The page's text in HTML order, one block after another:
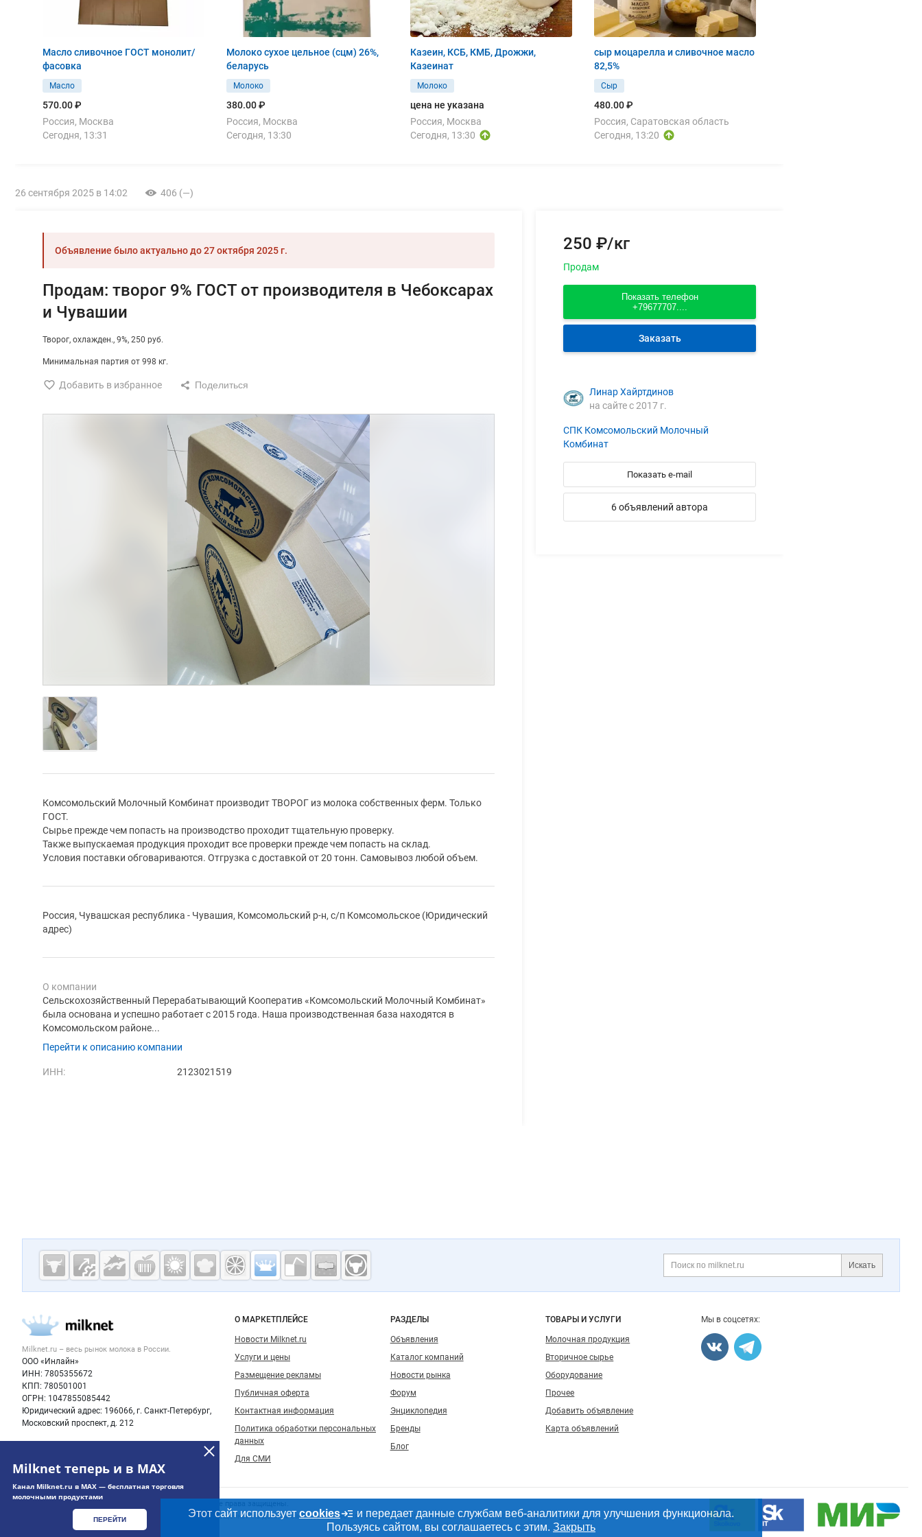
Масло сливочное ГОСТ монолит/
фасовка
Масло
570.00 ₽
Россия, Москва
Сегодня, 13:31
Молоко сухое цельное (сцм) 26%,
беларусь
Молоко
380.00 ₽
Россия, Москва
Сегодня, 13:30
Казеин, КСБ, КМБ, Дрожжи,
Казеинат
Молоко
цена не указана
Россия, Москва
Сегодня, 13:30
сыр моцарелла и сливочное масло
82,5%
Сыр
480.00 ₽
Россия, Саратовская область
Сегодня, 13:20
26 сентября 2025 в 14:02 406 (—)
Объявление было актуально до27 октября 2025 г.
Продам: творог 9% ГОСТ от производителя в Чебоксарах
и Чувашии
Творог охлажден. 9% 250 руб.
Минимальная партия от 998 кг.
Добавить в избранное
Комсомольский Молочный Комбинат производит ТВОРОГ из молока собственных ферм. Только
ГОСТ.
Сырье прежде чем попасть на производство проходит тщательную проверку.
Также выпускаемая продукция проходит все проверки прежде чем попасть на склад.
Условия поставки обговариваются. Отгрузка с доставкой от 20 тонн. Самовывоз любой объем.
Россия, Чувашская республика - Чувашия, Комсомольский р-н, с/п Комсомольское (Юридический
адрес)
О компании
Сельскохозяйственный Перерабатывающий Кооператив «Комсомольский Молочный Комбинат»
была основана и успешно работает с 2015 года. Наша производственная база находятся в
Комсомольском районе...
Перейти к описанию компании
ИНН: 2123021519
250 ₽/кг
Продам
Показать телефон
+79677707....
Заказать
Линар Хайртдинов
на сайте с 2017 г.
СПК Комсомольский Молочный
Комбинат
Показать e-mail
6 объявлений автора
Milknet теперь и в MAX
Канал Milknet.ru в MAX — бесплатная торговля
молочными продуктами
ПЕРЕЙТИ
Дополнительная информация
Искать
Cсылки на полезные проекты
Молочная
промышленность
Milknet.ru
Важные разделы и контакты
Milknet.ru – весь рынок молока в России.
ООО «Инлайн»
ИНН: 7805355672
КПП: 780501001
ОГРН: 1047855085442
Юридический адрес: 196066, г. Санкт-Петербург,
Московский проспект, д. 212
Навигация по сайту
О МАРКЕТПЛЕЙСЕ
Новости Milknet.ru
Услуги и цены
Размещение рекламы
Публичная оферта
Контактная информация
Политика обработки персональных
данных
Для СМИ
РАЗДЕЛЫ
Объявления
Каталог компаний
Новости рынка
Форум
Энциклопедия
Бренды
Блог
ТОВАРЫ И УСЛУГИ
Молочная продукция
Вторичное сырье
Оборудование
Прочее
Добавить объявление
Карта объявлений
Мы в соцсетях:
Счетчики, авторское право, логотипы
Использование информации, размещенной на данном сайте, допускается только при размещении активной гиперссылки на сайт milknet.ru
Этот сайт использует cookies
и передает данные службам веб-аналитики для улучшения функционала.
Пользуясь сайтом, вы соглашаетесь с этим. Закрыть